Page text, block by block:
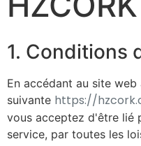
1. Conditions
En accédant au site web
suivante https://
vous acceptez d'être lié
service, par toutes les